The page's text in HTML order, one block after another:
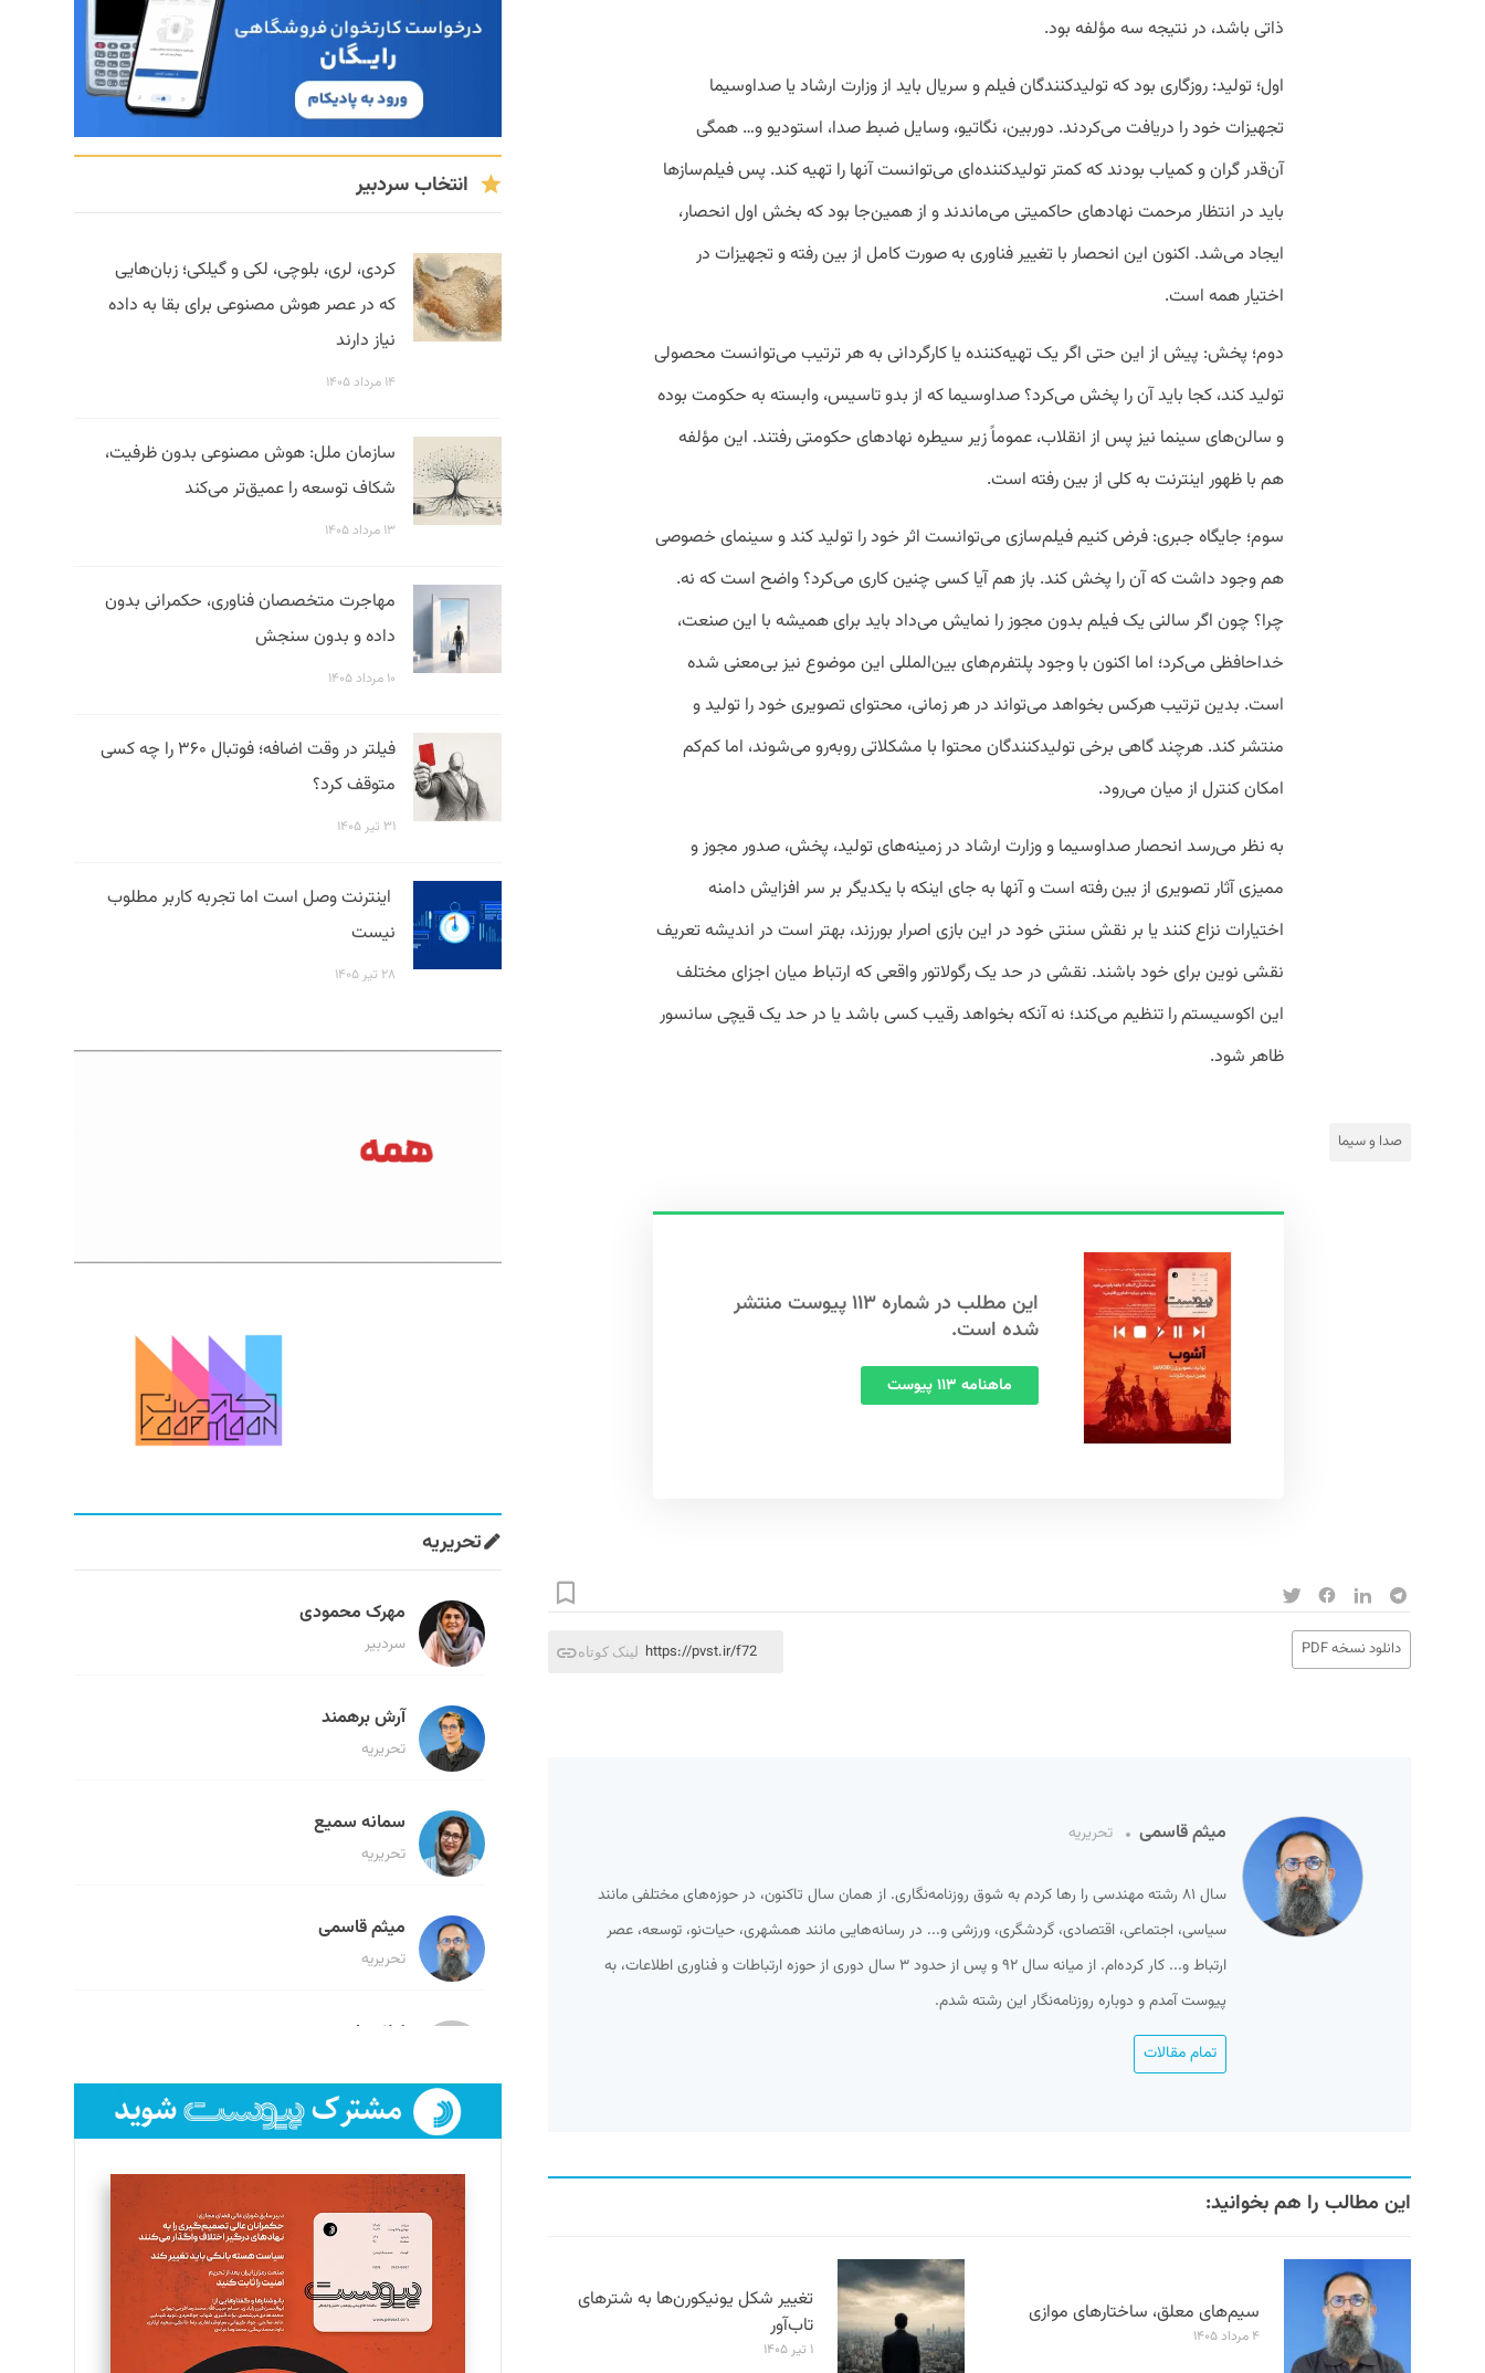
ذاتی باشد، در نتیجه سه مؤلفه بود.
اول؛ تولید: روزگاری بود که تولیدکنندگان فیلم و سریال باید از وزارت ارشاد یا صداوسیما
تجهیزات خود را دریافت می‌کردند. دوربین، نگاتیو، وسایل ضبط صدا،‌ استودیو و… همگی
آن‌قدر گران و کمیاب بودند که کمتر تولیدکننده‌ای می‌توانست آنها را تهیه کند. پس فیلم‌سازها
باید در انتظار مرحمت نهادهای حاکمیتی می‌ماندند و از همین‌جا بود که بخش اول انحصار،
ایجاد می‌شد. اکنون این انحصار با تغییر فناوری به صورت کامل از بین رفته و تجهیزات در
اختیار همه است.
دوم؛ پخش: پیش از این حتی اگر یک تهیه‌کننده یا کارگردانی به هر ترتیب می‌توانست محصولی
تولید کند، کجا باید آن را پخش می‌کرد؟ صداوسیما که از بدو تاسیس، وابسته به حکومت بوده
و سالن‌های سینما نیز پس از انقلاب، عموماً زیر سیطره نهادهای حکومتی رفتند. این مؤلفه
هم با ظهور اینترنت به کلی از بین رفته است.
سوم؛ جایگاه جبری: فرض کنیم فیلم‌سازی می‌توانست اثر خود را تولید کند و سینمای خصوصی
هم وجود داشت که آن را پخش کند. باز هم آیا کسی چنین کاری می‌کرد؟ واضح است که نه.
چرا؟ چون اگر سالنی یک فیلم بدون مجوز را نمایش می‌داد باید برای همیشه با این صنعت،
خداحافظی می‌کرد؛ اما اکنون با وجود پلتفرم‌های بین‌المللی این موضوع نیز بی‌معنی شده
است. بدین ترتیب هرکس بخواهد می‌تواند در هر زمانی، محتوای تصویری خود را تولید و
منتشر کند. هرچند گاهی برخی تولیدکنندگان محتوا با مشکلاتی روبه‌رو می‌شوند، اما کم‌کم
امکان کنترل از میان می‌رود.
به نظر می‌رسد انحصار صداوسیما و وزارت ارشاد در زمینه‌های تولید، پخش، صدور مجوز و
ممیزی آثار تصویری از بین رفته است و آنها به جای اینکه با یکدیگر بر سر افزایش دامنه
اختیارات نزاع کنند یا بر نقش سنتی خود در این بازی اصرار بورزند، بهتر است در اندیشه تعریف
نقشی نوین برای خود باشند. نقشی در حد یک رگولاتور واقعی که ارتباط میان اجزای مختلف
این اکوسیستم را تنظیم می‌کند؛ نه آنکه بخواهد رقیب کسی باشد یا در حد یک قیچی سانسور
ظاهر شود.
صدا و سیما
این مطلب در شماره ۱۱۳ پیوست منتشر
شده است.
ماهنامه ۱۱۳ پیوست
دانلود نسخه PDF لینک کوتاه https://pvst.ir/f72
میثم قاسمی تحریریه
سال ۸۱ رشته مهندسی را رها کردم به شوق روزنامه‌نگاری. از همان سال تاکنون، در حوزه‌های مختلفی مانند
سیاسی، اجتماعی، اقتصادی، گردشگری، ورزشی و... در رسانه‌هایی مانند همشهری، حیات‌نو، توسعه، عصر
ارتباط و... کار کرده‌ام. از میانه سال ۹۲ و پس از حدود ۳ سال دوری از حوزه ارتباطات و فناوری اطلاعات، به
پیوست آمدم و دوباره روزنامه‌نگار این رشته شدم.
تمام مقالات
این مطالب را هم بخوانید:
سیم‌های معلق، ساختارهای موازی
۴ مرداد ۱۴۰۵
تغییر شکل یونیکورن‌ها به شترهای
تاب‌آور
۱ تیر ۱۴۰۵
انتخاب سردبیر
کردی، لری، بلوچی، لکی و گیلکی؛ زبان‌هایی
که در عصر هوش مصنوعی برای بقا به داده
نیاز دارند
۱۴ مرداد ۱۴۰۵
سازمان ملل: هوش مصنوعی بدون ظرفیت،
شکاف توسعه را عمیق‌تر می‌کند
۱۳ مرداد ۱۴۰۵
مهاجرت متخصصان فناوری، حکمرانی بدون
داده و بدون سنجش
۱۰ مرداد ۱۴۰۵
فیلتر در وقت اضافه؛ فوتبال ۳۶۰ را چه کسی
متوقف کرد؟
۳۱ تیر ۱۴۰۵
اینترنت وصل است اما تجربه کاربر مطلوب
نیست
۲۸ تیر ۱۴۰۵
تحریریه
مهرک محمودی
سردبیر
آرش برهمند
تحریریه
سمانه سمیع
تحریریه
میثم قاسمی
تحریریه
لیلا حنارود
فائزه فتحی رستمی
تحریریه
سروش کرمیان
تحریریه
مینا پاکدل